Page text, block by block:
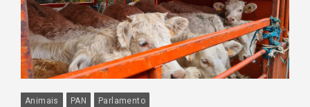
Animais PAN Parlamento